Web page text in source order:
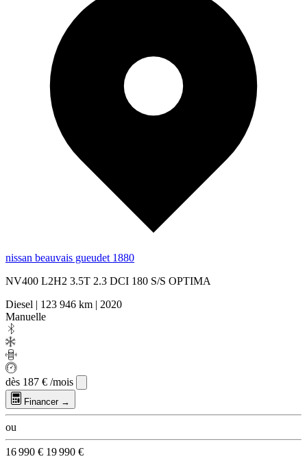
nissan beauvais gueudet 1880
NV400 L2H2 3.5T 2.3 DCI 180 S/S OPTIMA
Diesel | 123 946 km | 2020
Manuelle
dès 187 € /mois
Financer →
ou
16 990 € 19 990 €